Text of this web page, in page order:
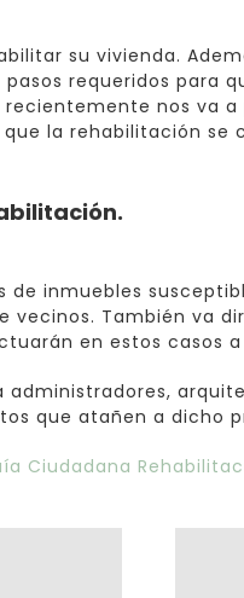
su vivienda.
requeridos para
nos va
la rehabilitación
inmuebles
vecinos. También va
en estos casos
que atañen a dicho
Ciudadana